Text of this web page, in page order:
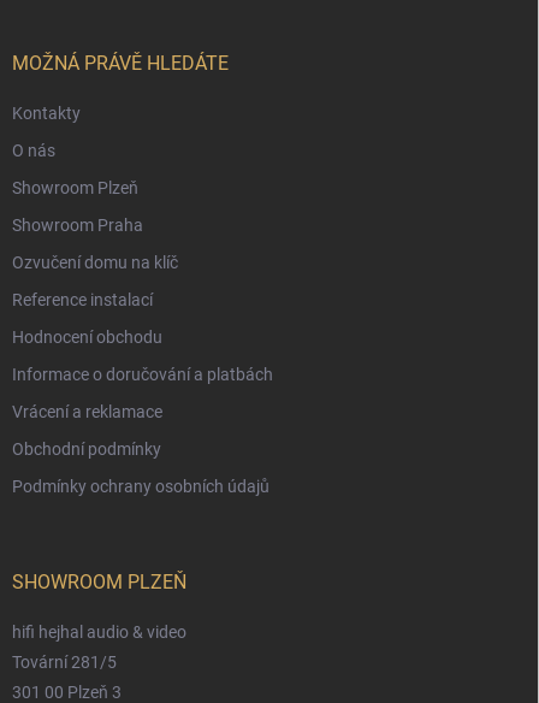
MOŽNÁ PRÁVĚ HLEDÁTE
Kontakty
O nás
Showroom Plzeň
Showroom Praha
Ozvučení domu na klíč
Reference instalací
Hodnocení obchodu
Informace o doručování a platbách
Vrácení a reklamace
Obchodní podmínky
Podmínky ochrany osobních údajů
SHOWROOM PLZEŇ
hifi hejhal audio & video
Tovární 281/5
301 00 Plzeň 3